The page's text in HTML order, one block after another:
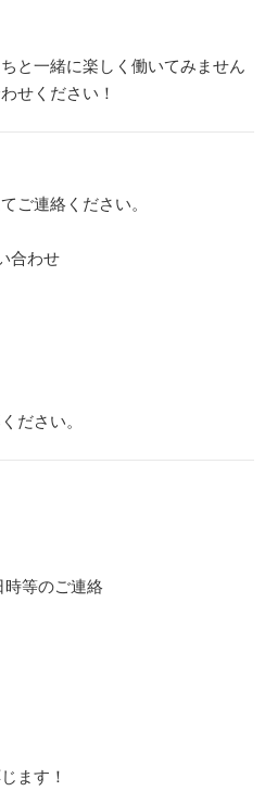
と一緒に楽しく働いてみません
せください！
ご連絡ください。
合わせ
ださい。
時等のご連絡
ます！